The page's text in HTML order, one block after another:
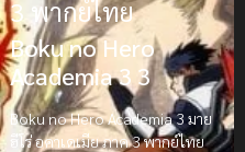
3 พากย์ไทย
Boku no Hero
Academia 3 3
Boku no Hero Academia 3 มาย
ฮีโร่ อคาเดเมีย ภาค 3 พากย์ไทย